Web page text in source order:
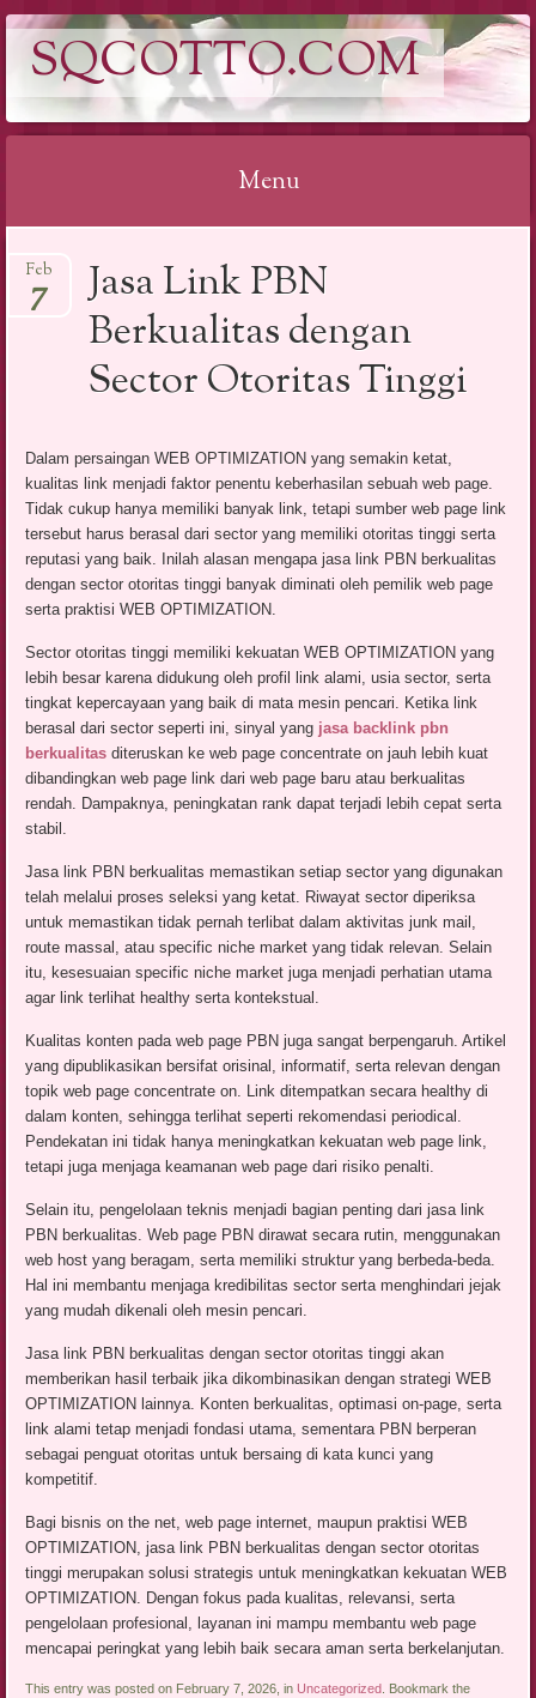
SQCOTTO.COM
Menu
to
content
Jasa Link PBN
Berkualitas dengan
Sector Otoritas Tinggi
Feb
7
Dalam persaingan WEB OPTIMIZATION yang semakin ketat,
kualitas link menjadi faktor penentu keberhasilan sebuah web page.
Tidak cukup hanya memiliki banyak link, tetapi sumber web page link
tersebut harus berasal dari sector yang memiliki otoritas tinggi serta
reputasi yang baik. Inilah alasan mengapa jasa link PBN berkualitas
dengan sector otoritas tinggi banyak diminati oleh pemilik web page
serta praktisi WEB OPTIMIZATION.
Sector otoritas tinggi memiliki kekuatan WEB OPTIMIZATION yang
lebih besar karena didukung oleh profil link alami, usia sector, serta
tingkat kepercayaan yang baik di mata mesin pencari. Ketika link
berasal dari sector seperti ini, sinyal yang jasa backlink pbn
berkualitas diteruskan ke web page concentrate on jauh lebih kuat
dibandingkan web page link dari web page baru atau berkualitas
rendah. Dampaknya, peningkatan rank dapat terjadi lebih cepat serta
stabil.
Jasa link PBN berkualitas memastikan setiap sector yang digunakan
telah melalui proses seleksi yang ketat. Riwayat sector diperiksa
untuk memastikan tidak pernah terlibat dalam aktivitas junk mail,
route massal, atau specific niche market yang tidak relevan. Selain
itu, kesesuaian specific niche market juga menjadi perhatian utama
agar link terlihat healthy serta kontekstual.
Kualitas konten pada web page PBN juga sangat berpengaruh. Artikel
yang dipublikasikan bersifat orisinal, informatif, serta relevan dengan
topik web page concentrate on. Link ditempatkan secara healthy di
dalam konten, sehingga terlihat seperti rekomendasi periodical.
Pendekatan ini tidak hanya meningkatkan kekuatan web page link,
tetapi juga menjaga keamanan web page dari risiko penalti.
Selain itu, pengelolaan teknis menjadi bagian penting dari jasa link
PBN berkualitas. Web page PBN dirawat secara rutin, menggunakan
web host yang beragam, serta memiliki struktur yang berbeda-beda.
Hal ini membantu menjaga kredibilitas sector serta menghindari jejak
yang mudah dikenali oleh mesin pencari.
Jasa link PBN berkualitas dengan sector otoritas tinggi akan
memberikan hasil terbaik jika dikombinasikan dengan strategi WEB
OPTIMIZATION lainnya. Konten berkualitas, optimasi on-page, serta
link alami tetap menjadi fondasi utama, sementara PBN berperan
sebagai penguat otoritas untuk bersaing di kata kunci yang
kompetitif.
Bagi bisnis on the net, web page internet, maupun praktisi WEB
OPTIMIZATION, jasa link PBN berkualitas dengan sector otoritas
tinggi merupakan solusi strategis untuk meningkatkan kekuatan WEB
OPTIMIZATION. Dengan fokus pada kualitas, relevansi, serta
pengelolaan profesional, layanan ini mampu membantu web page
mencapai peringkat yang lebih baik secara aman serta berkelanjutan.
This entry was posted on February 7, 2026, in Uncategorized
. Bookmark the